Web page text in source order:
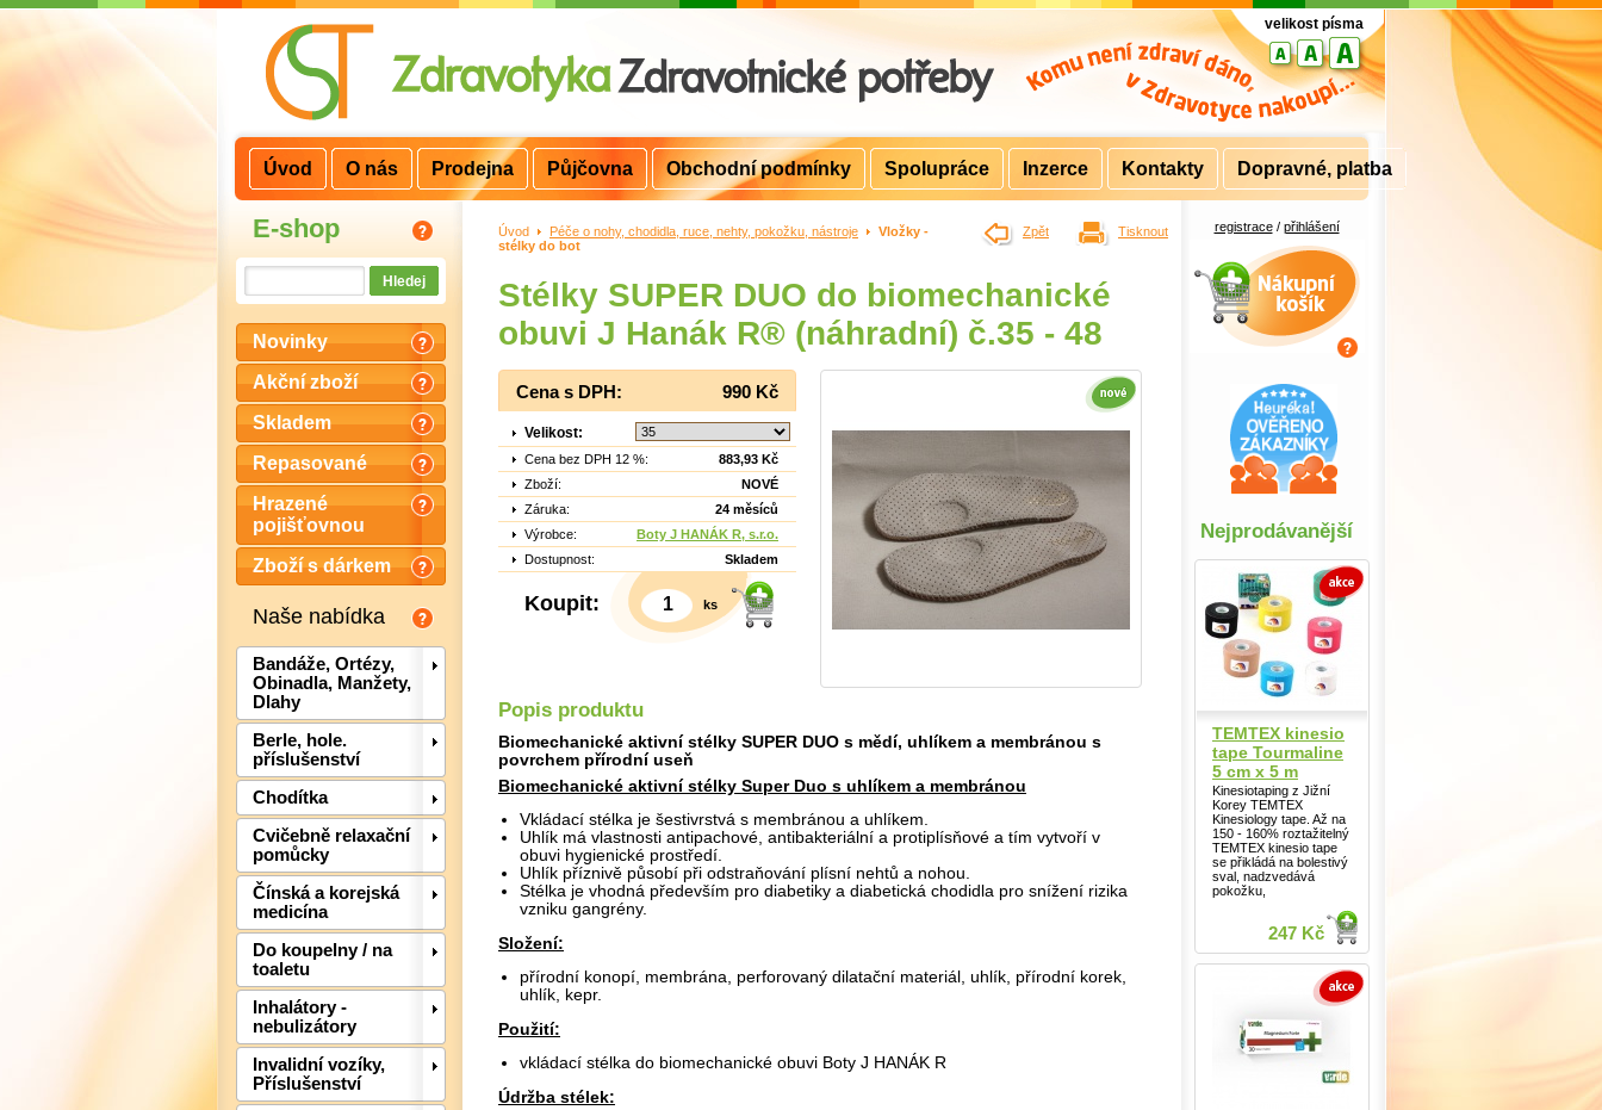
E-shop
Novinky
Akční zboží
Skladem
Repasované
Hrazené
pojišťovnou
Zboží s dárkem
Naše nabídka
Bandáže, Ortézy,
Obinadla, Manžety,
Dlahy
Berle, hole.
příslušenství
Chodítka
Cvičebně relaxační
pomůcky
Čínská a korejská
medicína
Do koupelny / na
toaletu
Inhalátory -
nebulizátory
Invalidní vozíky,
Příslušenství
Úvod > Péče o nohy, chodidla, ruce, nehty, pokožku, nástroje > Vložky -
stélky do bot
Stélky SUPER DUO do biomechanické
obuvi J Hanák R® (náhradní) č.35 - 48
Cena s DPH: 990 Kč
Velikost:
Cena bez DPH 12 %:
883,93 Kč
Zboží:
NOVÉ
Záruka:
24 měsíců
Výrobce:
Boty J HANÁK R, s.r.o.
Dostupnost:
Skladem
Koupit: ks
Popis produktu
Biomechanické aktivní stélky SUPER DUO s mědí, uhlíkem a membránou s
povrchem přírodní useň
Biomechanické aktivní stélky Super Duo s uhlíkem a membránou
Vkládací stélka je šestivrstvá s membránou a uhlíkem.
Uhlík má vlastnosti antipachové, antibakteriální a protiplísňové a tím vytvoří v
obuvi hygienické prostředí.
Uhlík příznivě působí při odstraňování plísní nehtů a nohou.
Stélka je vhodná především pro diabetiky a diabetická chodidla pro snížení rizika
vzniku gangrény.
Složení:
přírodní konopí, membrána, perforovaný dilatační materiál, uhlík, přírodní korek,
uhlík, kepr.
Použití:
vkládací stélka do biomechanické obuvi Boty J HANÁK R
Údržba stélek:
registrace/ přihlášení
Nákupní košík
velikost písma
Tisknout
Zpět
Nejprodávanější
TEMTEX kinesio
tape Tourmaline
5 cm x 5 m
Kinesiotaping z Jižní
Korey TEMTEX
Kinesiology tape. Až na
150 - 160% roztažitelný
TEMTEX kinesio tape
se přikládá na bolestivý
sval, nadzvedává
pokožku,
247 Kč
Úvod O nás Prodejna Půjčovna Obchodní podmínky Spolupráce Inzerce Kontakty Dopravné, platba